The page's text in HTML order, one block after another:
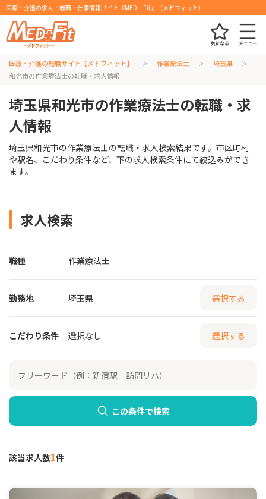
医療・介護の求人・転職・仕事情報サイト『MED＋Fit』（メドフィット）
医療・介護の転職サイト【メドフィット】 作業療法士
埼玉県
和光市の作業療法士の転職・求人情報
埼玉県和光市の作業療法士の転職・求
人情報
埼玉県和光市の作業療法士の転職・求人検索結果です。市区町村
や駅名、こだわり条件など、下の求人検索条件にて絞込みができ
ます。
求人検索
職種 作業療法士
勤務地 埼玉県 選択する
こだわり条件 選択なし 選択する
この条件で検索
該当求人数1件